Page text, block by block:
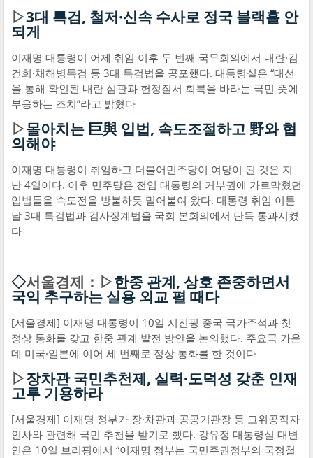
▷3대 특검, 철저·신속 수사로 정국 블랙홀 안
되게
이재명 대통령이 어제 취임 이후 두 번째 국무회의에서 내란·김
건희·채해병특검 등 3대 특검법을 공포했다. 대통령실은 “대선
을 통해 확인된 내란 심판과 헌정질서 회복을 바라는 국민 뜻에
부응하는 조치”라고 밝혔다
▷몰아치는 巨與 입법, 속도조절하고 野와 협
의해야
이재명 대통령이 취임하고 더불어민주당이 여당이 된 것은 지
난 4일이다. 이후 민주당은 전임 대통령의 거부권에 가로막혔던
입법들을 속도전을 방불하듯 밀어붙여 왔다. 대통령 취임 이튿
날 3대 특검법과 검사징계법을 국회 본회의에서 단독 통과시켰
다
◇서울경제：▷한중 관계, 상호 존중하면서
국익 추구하는 실용 외교 펼 때다
[서울경제] 이재명 대통령이 10일 시진핑 중국 국가주석과 첫
정상 통화를 갖고 한중 관계 발전 방안을 논의했다. 주요국 가운
데 미국·일본에 이어 세 번째로 정상 통화를 한 것이다
▷장차관 국민추천제, 실력·도덕성 갖춘 인재
고루 기용하라
[서울경제] 이재명 정부가 장·차관과 공공기관장 등 고위공직자
인사와 관련해 국민 추천을 받기로 했다. 강유정 대통령실 대변
인은 10일 브리핑에서 “이재명 정부는 국민주권정부의 국정철